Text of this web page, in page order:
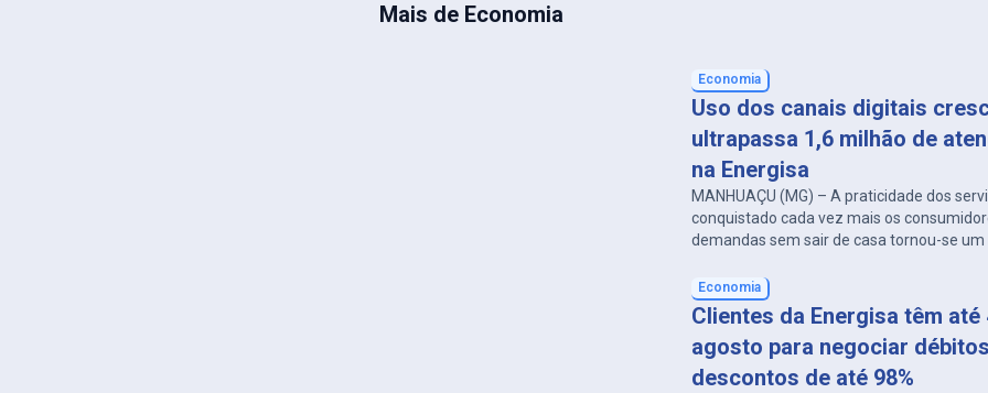
Mais de Economia
Economia
Uso dos canais digitais
ultrapassa 1,6 milhão de
na Energisa
MANHUAÇU (MG) – A praticidade dos
conquistado cada vez mais os
demandas sem sair de casa tornou-se
percebida no relacionamento dos clientes
Minas Rio. Entre janeiro e junho de 2026, a
realizou mais de 1,6 […]
Economia
Clientes da Energisa têm até
agosto para negociar
descontos de até 98%